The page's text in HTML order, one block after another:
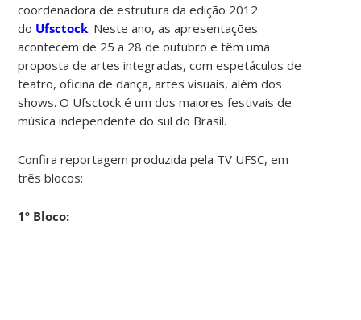
coordenadora de estrutura da edição 2012
do Ufsctock. Neste ano, as apresentações
acontecem de 25 a 28 de outubro e têm uma
proposta de artes integradas, com espetáculos de
teatro, oficina de dança, artes visuais, além dos
shows. O Ufsctock é um dos maiores festivais de
música independente do sul do Brasil.
Confira reportagem produzida pela TV UFSC, em
três blocos:
1º Bloco: